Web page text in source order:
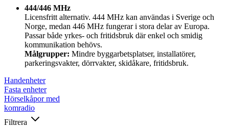
444/446 MHz
Licensfritt alternativ. 444 MHz kan användas i Sverige och
Norge, medan 446 MHz fungerar i stora delar av Europa.
Passar både yrkes- och fritidsbruk där enkel och smidig
kommunikation behövs.
Målgrupper: Mindre byggarbetsplatser, installatörer,
parkeringsvakter, dörrvakter, skidåkare, fritidsbruk.
Handenheter
Fasta enheter
Hörselkåpor med
komradio
Filtrera